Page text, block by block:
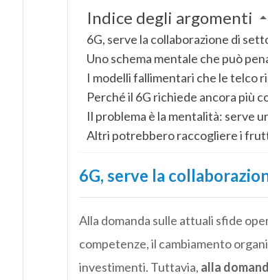
Indice degli argomenti
6G, serve la collaborazione di
Uno schema mentale che può
I modelli fallimentari che le telco
Perché il 6G richiede ancora più
Il problema è la mentalità: serve
Altri potrebbero raccogliere i
6G, serve la
Alla domanda sulle attuali sfide
competenze, il cambiamento
investimenti. Tuttavia, alla